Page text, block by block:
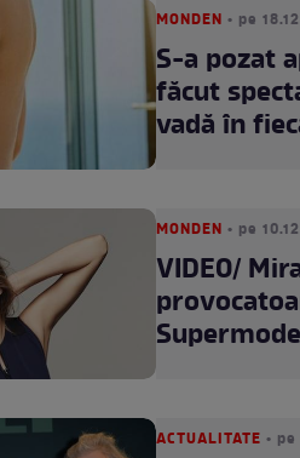
MONDEN • pe
S-a pozat
făcut
vadă în
MONDEN • pe
VIDEO/
ACTUALITATE •